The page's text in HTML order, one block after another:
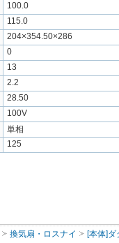
100.0
115.0
204×354.50×286
0
13
2.2
28.50
100V
単相
125
換気扇・ロスナイ [本体]ダ